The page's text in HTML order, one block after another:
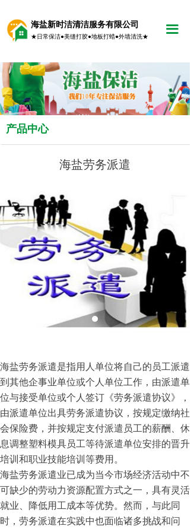
海盐新时洁清洁服务有限公司
★日常保洁●美缝打胶●地板打蜡●外墙清洗★
끀
产品中心
海盐劳务派遣
海盐劳务派遣是指用人单位将自己的员工派遣
到其他企事业单位或个人单位工作，由派遣单
位与接受单位或个人签订《劳务派遣协议》，
由派遣单位出具劳务派遣协议，按规定缴纳社
会保险费，并按规定支付派遣员工的薪酬、休
息调整塑料模具员工等待派遣单位安排的晋升
培训和职业技能培训等费用。
海盐劳务派遣业已成为当今市场经济活动中不
可缺少的劳动力资源配置方式之一，具有灵活
就业、降低用工成本等优势。然而，与此同
时，劳务派遣在实践中也面临诸多挑战和问